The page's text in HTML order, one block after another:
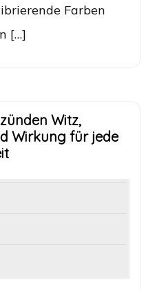
Farben
[…]
Witz,
Wirkung für jede